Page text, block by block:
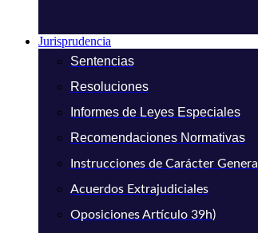
Jurisprudencia
Sentencias
Resoluciones
Informes de Leyes Especiales
Recomendaciones Normativas
Instrucciones de Carácter General
Acuerdos Extrajudiciales
Oposiciones Artículo 39h)